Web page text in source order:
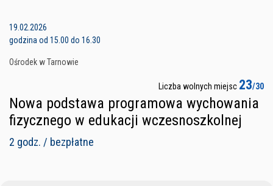
19.02.2026
godzina od 15.00 do 16.30
Ośrodek w Tarnowie
Liczba wolnych miejsc 23/30
Nowa podstawa programowa wychowania
fizycznego w edukacji wczesnoszkolnej
2 godz. / bezpłatne